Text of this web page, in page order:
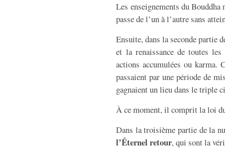
Les enseignements du
passe de l’un à l’autre sans
Ensuite, dans la seconde
et la renaissance de toutes
actions accumulées ou karma.
passaient par une période de
gagnaient un lieu dans le triple
À ce moment, il comprit la loi
Dans la troisième partie de la
l’Éternel retour, qui sont la